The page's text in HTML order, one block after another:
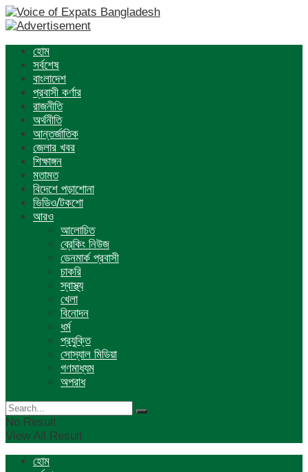
হোম
সর্বশেষ
বাংলাদেশ
প্রবাসী কর্ণার
রাজনীতি
অর্থনীতি
আন্তর্জাতিক
জেলার খবর
শিক্ষাঙ্গন
মতামত
বিদেশে পড়াশোনা
ভিডিও/টকশো
আরও
আলোচিত
ব্রেকিং নিউজ
ডেনমার্ক প্রবাসী
চাকরি
স্বাস্থ্য
খেলা
বিনোদন
ধর্ম
প্রযুক্তি
সোস্যাল মিডিয়া
গণমাধ্যম
অপরাধ
No Result
View All Result
হোম